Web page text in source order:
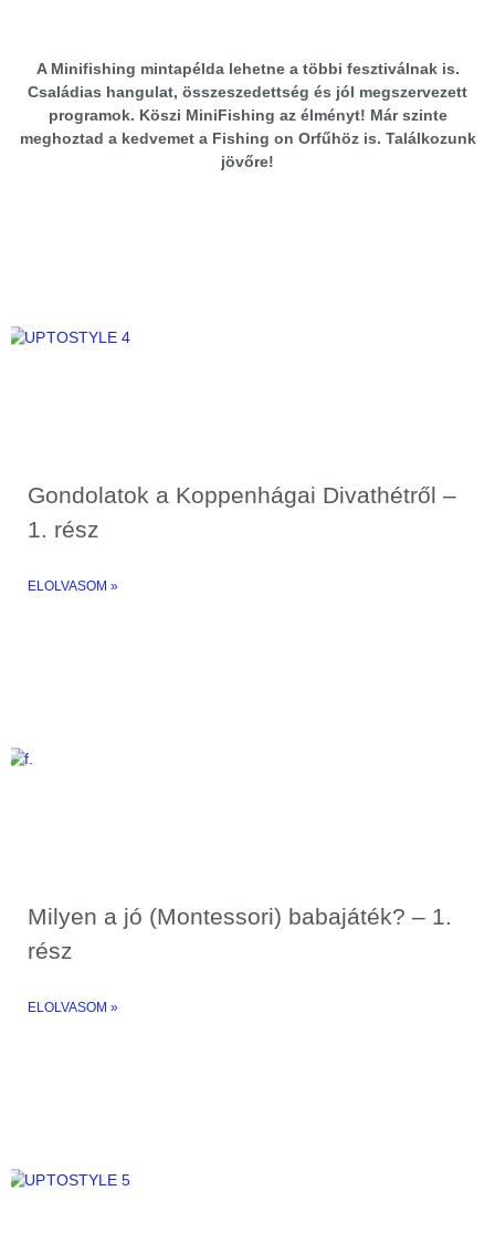
A Minifishing mintapélda lehetne a többi fesztiválnak is.
Családias hangulat, összeszedettség és jól megszervezett
programok. Köszi MiniFishing az élményt! Már szinte
meghoztad a kedvemet a Fishing on Orfűhöz is. Találkozunk
jövőre!
Gondolatok a Koppenhágai Divathétről –
1. rész
ELOLVASOM »
Milyen a jó (Montessori) babajáték? – 1.
rész
ELOLVASOM »